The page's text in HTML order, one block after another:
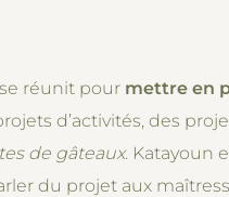
se réunit pour mettre en
d’activités, des
de gâteaux. Katayoun
du projet aux